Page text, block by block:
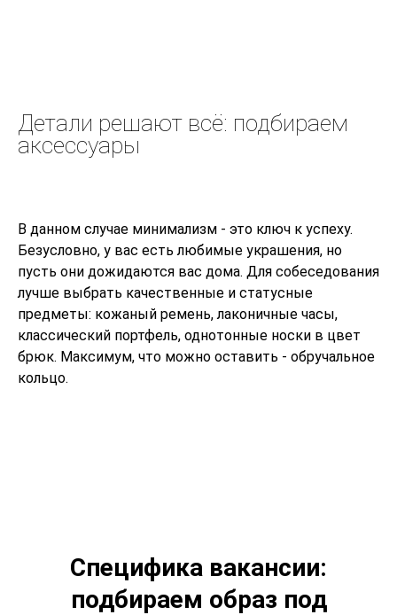
Детали решают всё: подбираем
аксессуары
В данном случае минимализм - это ключ к успеху.
Безусловно, у вас есть любимые украшения, но
пусть они дожидаются вас дома. Для собеседования
лучше выбрать качественные и статусные
предметы: кожаный ремень, лаконичные часы,
классический портфель, однотонные носки в цвет
брюк. Максимум, что можно оставить - обручальное
кольцо.
Специфика вакансии:
подбираем образ под